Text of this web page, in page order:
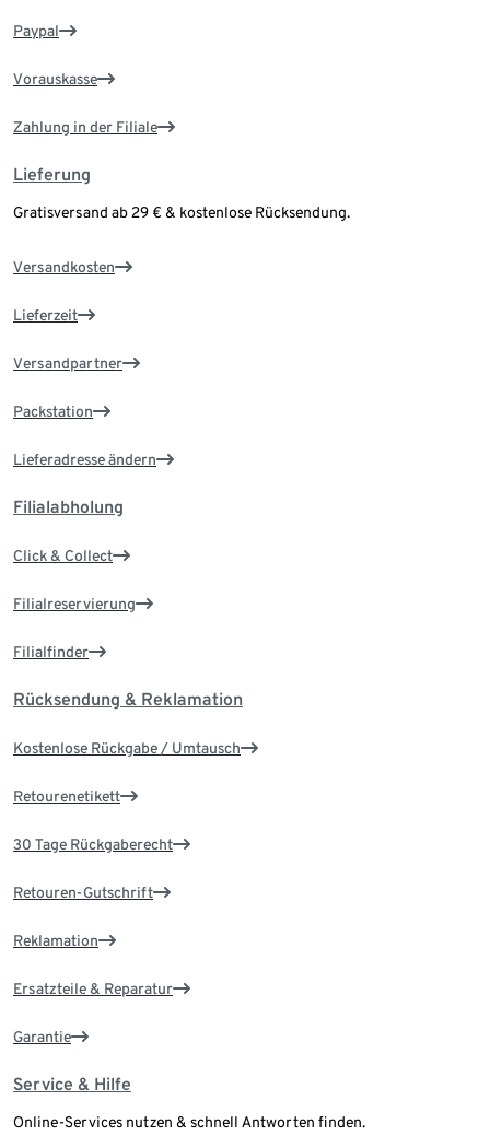
Paypal
Vorauskasse
Zahlung in der Filiale
Lieferung
Gratisversand ab 29 € & kostenlose Rücksendung.
Versandkosten
Lieferzeit
Versandpartner
Packstation
Lieferadresse ändern
Filialabholung
Click & Collect
Filialreservierung
Filialfinder
Rücksendung & Reklamation
Kostenlose Rückgabe / Umtausch
Retourenetikett
30 Tage Rückgaberecht
Retouren-Gutschrift
Reklamation
Ersatzteile & Reparatur
Garantie
Service & Hilfe
Online-Services nutzen & schnell Antworten finden.